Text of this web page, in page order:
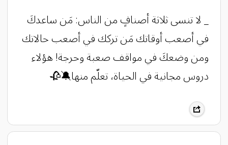
_ ‏لا تنسى ثلاثة أصنافٍ من الناس: مَن ساعدكَ
في أصعب أوقاتك مَن تركك في أصعب حالاتك
ومن وضعكَ في مواقف صعبة وحرجة! هؤلاء
دروس مجانية في الحياة، تعلّم منها🔕🥀